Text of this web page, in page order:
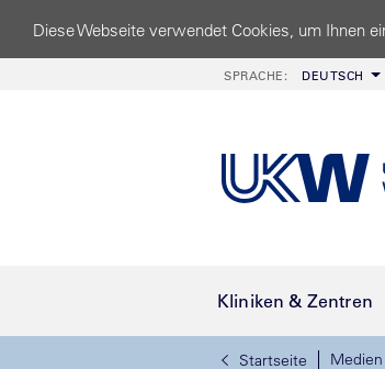
Diese Webseite verwendet Cookies, um Ihnen
SPRACHE: DEUTSCH
Kliniken & Zentren
Startseite